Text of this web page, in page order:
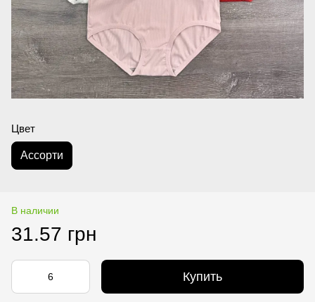
Цвет
Асcорти
В наличии
31.57 грн
Купить